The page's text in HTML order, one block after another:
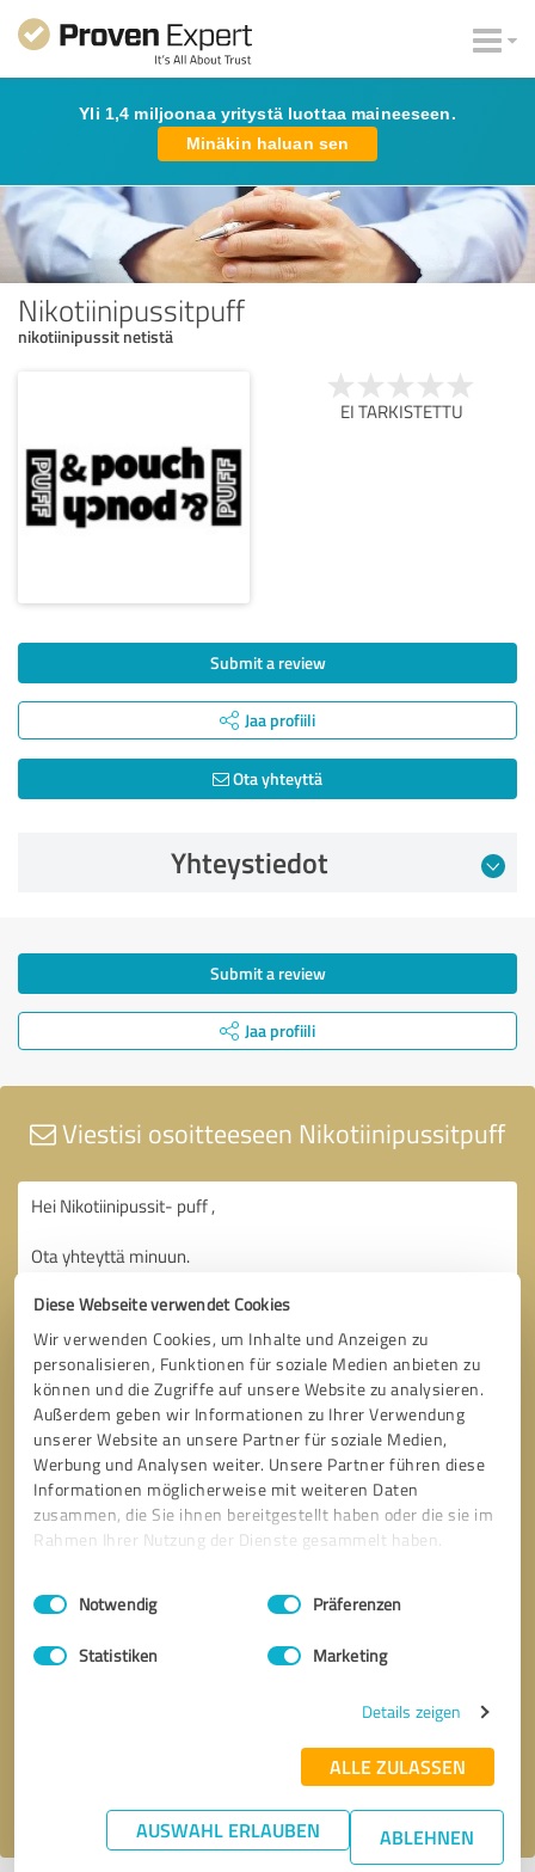
Diese Webseite verwendet Cookies
Wir verwenden Cookies, um Inhalte und Anzeigen zu
personalisieren, Funktionen für soziale Medien anbieten zu
können und die Zugriffe auf unsere Website zu analysieren.
Außerdem geben wir Informationen zu Ihrer Verwendung
unserer Website an unsere Partner für soziale Medien,
Werbung und Analysen weiter. Unsere Partner führen diese
Informationen möglicherweise mit weiteren Daten
zusammen, die Sie ihnen bereitgestellt haben oder die sie im
Rahmen Ihrer Nutzung der Dienste gesammelt haben.
Impressum Datenschutzbestimmungen
Einwilligungsauswahl
Notwendig Präferenzen
Statistiken Marketing
Details zeigen
ALLE ZULASSEN
AUSWAHL ERLAUBEN ABLEHNEN
Yli 1,4 miljoonaa yritystä luottaa maineeseen.
Minäkin haluan sen
Nikotiinipussitpuff
nikotiinipussit netistä
EI TARKISTETTU
Submit a review
Jaa profiili
Ota yhteyttä
Yhteystiedot
Submit a review
Jaa profiili
Viestisi osoitteeseen Nikotiinipussitpuff
Takaisinsoittopyyntö * pakolliset kentät